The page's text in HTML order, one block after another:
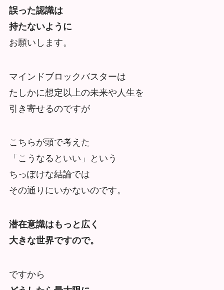
誤った認識は
持たないように
お願いします。
マインドブロックバスターは
たしかに想定以上の未来や人生を
引き寄せるのですが
こちらが頭で考えた
「こうなるといい」という
ちっぽけな結論では
その通りにいかないのです。
潜在意識はもっと広く
大きな世界ですので。
ですから